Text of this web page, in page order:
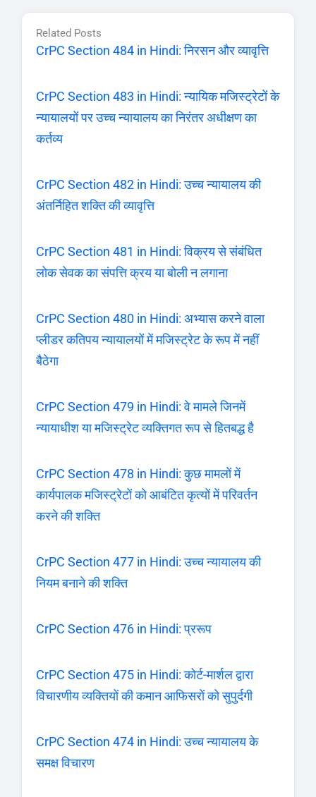
Related Posts
CrPC Section 484 in Hindi: निरसन और व्यावृत्ति
CrPC Section 483 in Hindi: न्यायिक मजिस्ट्रेटों के
न्यायालयों पर उच्च न्यायालय का निरंतर अधीक्षण का
कर्तव्य
CrPC Section 482 in Hindi: उच्च न्यायालय की
अंतर्निहित शक्ति की व्यावृत्ति
CrPC Section 481 in Hindi: विक्रय से संबंधित
लोक सेवक का संपत्ति क्रय या बोली न लगाना
CrPC Section 480 in Hindi: अभ्यास करने वाला
प्लीडर कतिपय न्यायालयों में मजिस्ट्रेट के रूप में नहीं
बैठेगा
CrPC Section 479 in Hindi: वे मामले जिनमें
न्यायाधीश या मजिस्ट्रेट व्यक्तिगत रूप से हितबद्ध है
CrPC Section 478 in Hindi: कुछ मामलों में
कार्यपालक मजिस्ट्रेटों को आबंटित कृत्यों में परिवर्तन
करने की शक्ति
CrPC Section 477 in Hindi: उच्च न्यायालय की
नियम बनाने की शक्ति
CrPC Section 476 in Hindi: प्ररूप
CrPC Section 475 in Hindi: कोर्ट-मार्शल द्वारा
विचारणीय व्यक्तियों की कमान आफिसरों को सुपुर्दगी
CrPC Section 474 in Hindi: उच्च न्यायालय के
समक्ष विचारण